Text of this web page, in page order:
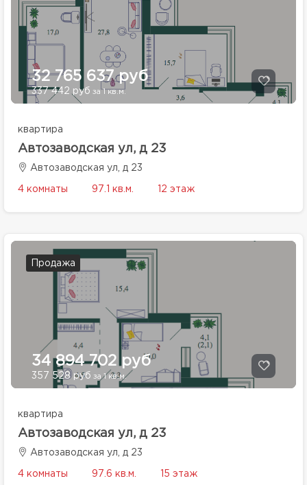
32 765 637 руб
337 442 руб за 1 кв.м.
квартира
Автозаводская ул, д 23
Автозаводская ул, д 23
4 комнаты 97.1 кв.м. 12 этаж
Продажа
34 894 702 руб
357 528 руб за 1 кв.м.
квартира
Автозаводская ул, д 23
Автозаводская ул, д 23
4 комнаты 97.6 кв.м. 15 этаж